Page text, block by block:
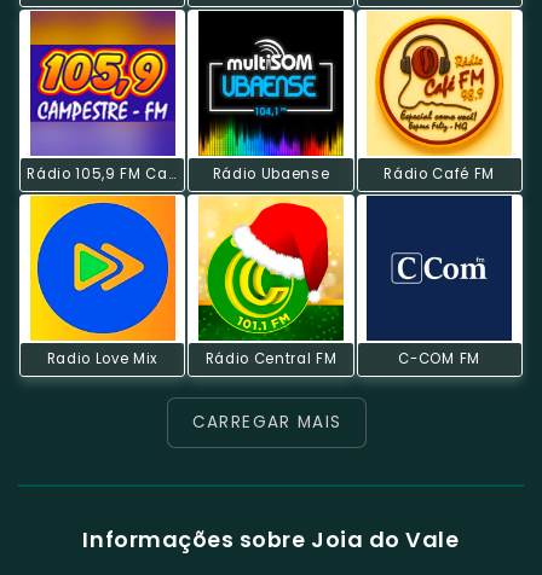
Rádio 105,9 FM Campestre Rádio Ubaense Rádio Café FM
Radio Love Mix Rádio Central FM C-COM FM
CARREGAR MAIS
Informações sobre Joia do Vale